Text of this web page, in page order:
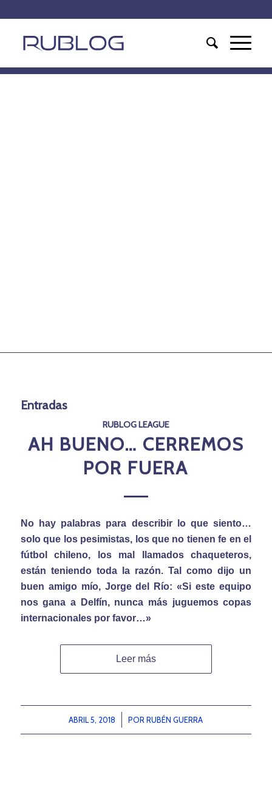
Entradas
RUBLOG LEAGUE
AH BUENO… CERREMOS
POR FUERA
No hay palabras para describir lo que siento…
solo que los pesimistas, los que no tienen fe en el
fútbol chileno, los mal llamados chaqueteros,
están teniendo toda la razón. Tal como dijo un
buen amigo mío, Jorge del Río: «Si este equipo
nos gana a Delfín, nunca más juguemos copas
internacionales por favor…»
Leer más
ABRIL 5, 2018
/ PORRUBÉN GUERRA